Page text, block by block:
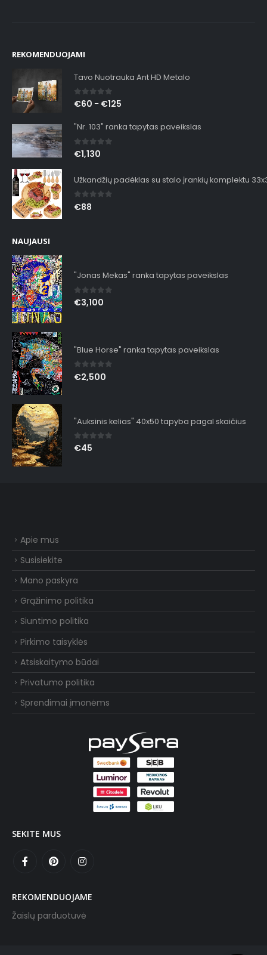
REKOMENDUOJAMI
Tavo Nuotrauka Ant HD Metalo
0out of 5
€60 – €125
"Nr. 103" ranka tapytas paveikslas
0out of 5
€1,130
Užkandžių padėklas su stalo įrankių komplektu
0out of 5
€88
NAUJAUSI
"Jonas Mekas" ranka tapytas paveikslas
0out of 5
€3,100
"Blue Horse" ranka tapytas paveikslas
0out of 5
€2,500
"Auksinis kelias" 40x50 tapyba pagal skaičius
0out of 5
€45
Apie mus
Susisiekite
Mano paskyra
Grąžinimo politika
Siuntimo politika
Pirkimo taisyklės
Atsiskaitymo būdai
Privatumo politika
Sprendimai įmonėms
SEKITE MUS
REKOMENDUOJAME
Žaislų parduotuvė